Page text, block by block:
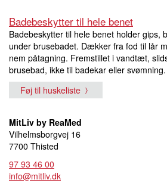
Badebeskytter til hele benet
Badebeskytter til hele benet holder gips,
under brusebadet. Dækker fra fod til lår
nem påtagning. Fremstillet i vandtæt,
brusebad, ikke til badekar eller svømning.
Føj til huskeliste
MitLiv by ReaMed
Vilhelmsborgvej 16
7700 Thisted
97 93 46 00
info@mitliv.dk